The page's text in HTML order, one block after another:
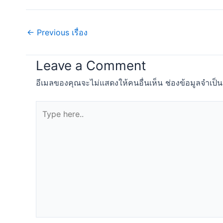
← Previous เรื่อง
Leave a Comment
อีเมลของคุณจะไม่แสดงให้คนอื่นเห็น ช่องข้อมูลจำเป็
here..